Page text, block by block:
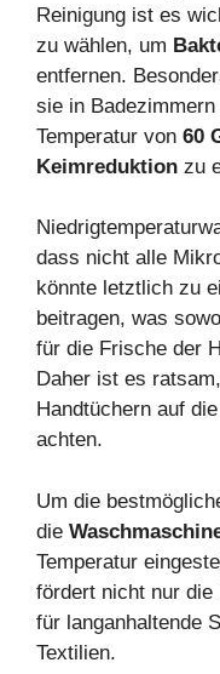
Reinigung ist es
zu wählen, um
entfernen.
sie in
Temperatur von 60
Keimreduktion zu
dass nicht alle
könnte letztlich zu
beitragen, was
für die Frische der
Daher ist es
Handtüchern auf die
achten.
Um die
die
Temperatur
fördert nicht nur die
für langanhaltende
Textilien.